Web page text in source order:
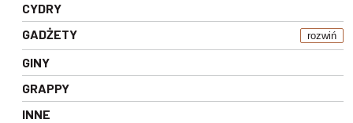
CYDRY
GADŻETY
rozwiń
GINY
GRAPPY
INNE